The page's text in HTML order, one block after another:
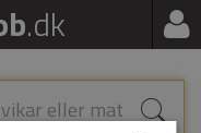
.dk